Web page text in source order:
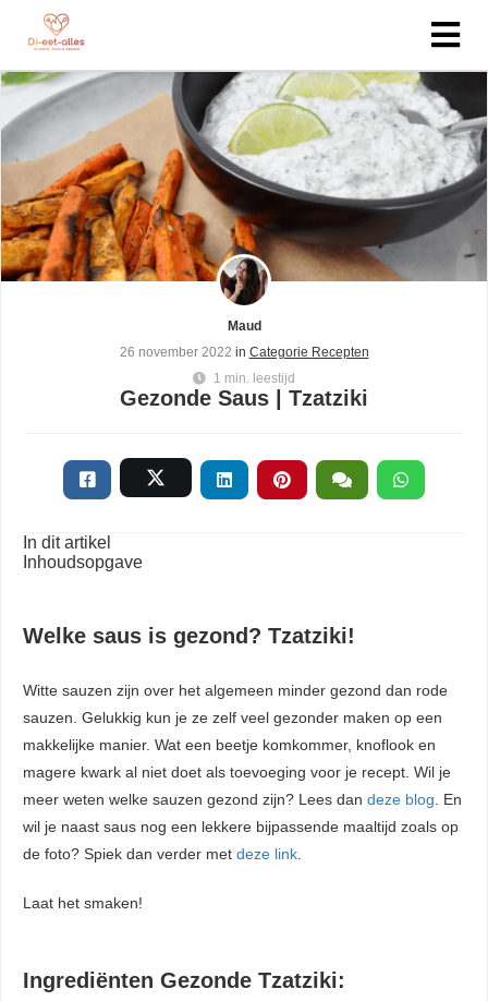
Maud
26 november 2022 in Categorie Recepten
1 min. leestijd
Gezonde Saus | Tzatziki
In dit artikel
Inhoudsopgave
Welke saus is gezond? Tzatziki!
Witte sauzen zijn over het algemeen minder gezond dan rode
sauzen. Gelukkig kun je ze zelf veel gezonder maken op een
makkelijke manier. Wat een beetje komkommer, knoflook en
magere kwark al niet doet als toevoeging voor je recept. Wil je
meer weten welke sauzen gezond zijn? Lees dan deze blog . En
wil je naast saus nog een lekkere bijpassende maaltijd zoals op
de foto? Spiek dan verder met deze link
Laat het smaken!
Ingrediënten Gezonde Tzatziki: